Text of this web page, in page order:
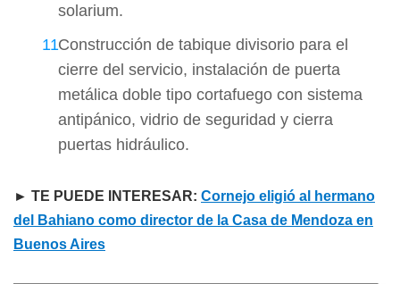
solarium.
Construcción de tabique divisorio para el
cierre del servicio, instalación de puerta
metálica doble tipo cortafuego con sistema
antipánico, vidrio de seguridad y cierra
puertas hidráulico.
► TE PUEDE INTERESAR: Cornejo eligió al hermano
del Bahiano como director de la Casa de Mendoza en
Buenos Aires